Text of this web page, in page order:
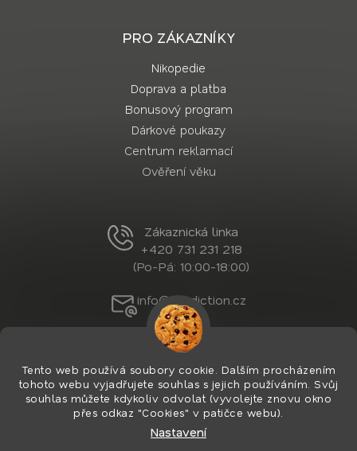
Tento web používá soubory cookie. Dalším procházením
tohoto webu vyjadřujete souhlas s jejich používáním. Svůj
souhlas můžete kdykoliv odvolat (vyvolejte znovu okno
přes odkaz "Cookies" v patičce webu).
Nastavení
PRO ZÁKAZNÍKY
Nikopedie
Doprava a platba
Bonusový program
Dárkové poukazy
Centrum reklamací
Ověření věku
Zákaznická linka
+420 731 231 218
(Po-Pá: 10:00-18:00)
info@nordiction.cz
Vytvořil Shoptet Premium